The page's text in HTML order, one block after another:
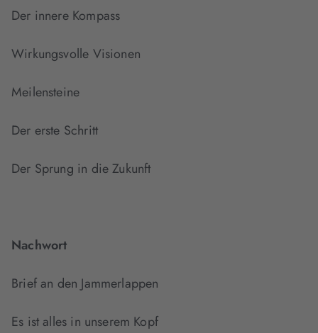
Der innere Kompass
Wirkungsvolle Visionen
Meilensteine
Der erste Schritt
Der Sprung in die Zukunft
Nachwort
Brief an den Jammerlappen
Es ist alles in unserem Kopf